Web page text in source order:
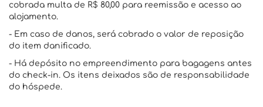
cobrada multa de R$ 80,00 para reemissão e acesso ao
alojamento.
- Em caso de danos, será cobrado o valor de reposição
do item danificado.
- Há depósito no empreendimento para bagagens antes
do check-in. Os itens deixados são de responsabilidade
do hóspede.